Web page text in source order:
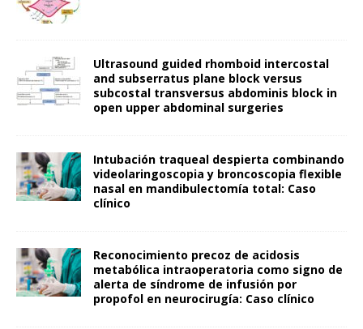
Ultrasound guided rhomboid intercostal
and subserratus plane block versus
subcostal transversus abdominis block in
open upper abdominal surgeries
Intubación traqueal despierta combinando
videolaringoscopia y broncoscopia flexible
nasal en mandibulectomía total: Caso
clínico
Reconocimiento precoz de acidosis
metabólica intraoperatoria como signo de
alerta de síndrome de infusión por
propofol en neurocirugía: Caso clínico